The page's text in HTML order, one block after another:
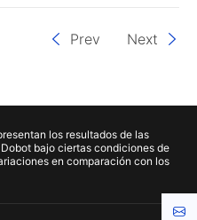
Prev Next
los resultados de las
bajo ciertas condiciones de
en comparación con los